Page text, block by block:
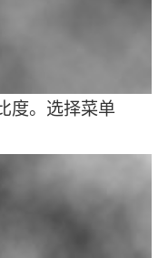
度。选择菜单